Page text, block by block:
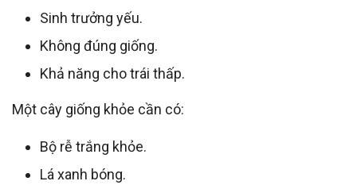
Sinh trưởng yếu.
Không đúng giống.
Khả năng cho trái thấp.
Một cây giống khỏe cần có:
Bộ rễ trắng khỏe.
Lá xanh bóng.